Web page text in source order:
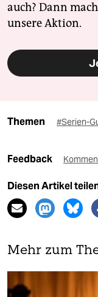
auch? Dann
unsere Aktion.
Themen #Serien-
Feedback
Diesen Artikel
Mehr zum